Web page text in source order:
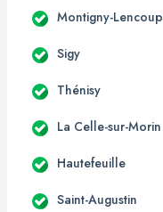
Montigny-Lencoup
Sigy
Thénisy
La Celle-sur-Morin
Hautefeuille
Saint-Augustin